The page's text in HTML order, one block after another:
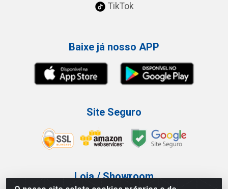
TikTok
Baixe já nosso APP
Site Seguro
Loja / Showroom